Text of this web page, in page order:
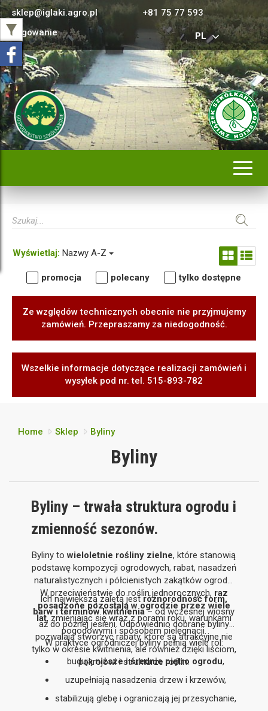
sklep@iglaki.agro.pl
+81 75 77 593
Logowanie
PL
Wyświetlaj: Nazwy A-Z
promocja polecany tylko dostępne
Ze względów technicznych obecnie nie przyjmujemy
zamówień. Przepraszamy za niedogodność.
Wszelkie informacje dotyczące realizacji zamówień i
wysyłek pod nr. tel. 515-893-782
Home Sklep Byliny
Byliny
Byliny – trwała struktura ogrodu i
zmienność sezonów.
Byliny towieloletnie rośliny zielne, które stanowią
podstawę kompozycji ogrodowych, rabat, nasadzeń
naturalistycznych i półcienistych zakątków ogrodu.
W przeciwieństwie do roślin jednorocznych, raz
posadzone pozostają w ogrodzie przez wiele
lat, zmieniając się wraz z porami roku, warunkami
pogodowymi i sposobem pielęgnacji.
Ich największą zaletą jestróżnorodność form,
barw i terminów kwitnienia– od wczesnej wiosny
aż do późnej jesieni. Odpowiednio dobrane byliny
pozwalają stworzyć rabaty, które są atrakcyjne nie
tylko w okresie kwitnienia, ale również dzięki liściom,
pokrojowi i strukturze roślin.
W praktyce ogrodniczej byliny pełnią wiele ról:
budująniższe i średnie piętro ogrodu,
uzupełniają nasadzenia drzew i krzewów,
stabilizują glebę i ograniczają jej przesychanie,